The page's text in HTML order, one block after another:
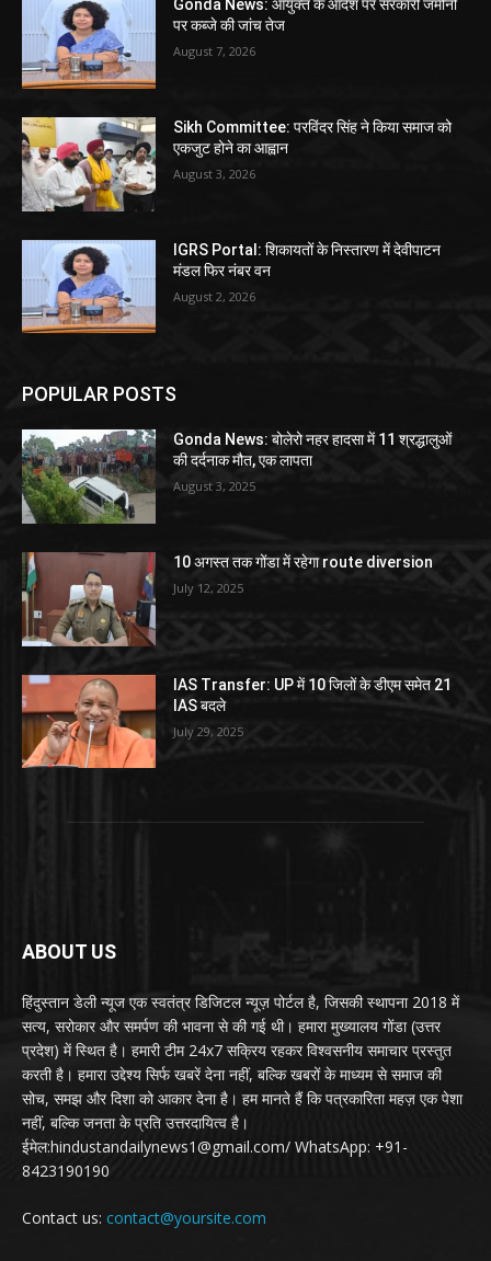
Gonda News: आयुक्त के आदेश पर सरकारी जमीनों
पर कब्जे की जांच तेज
August 7, 2026
Sikh Committee: परविंदर सिंह ने किया समाज को
एकजुट होने का आह्वान
August 3, 2026
IGRS Portal: शिकायतों के निस्तारण में देवीपाटन
मंडल फिर नंबर वन
August 2, 2026
POPULAR POSTS
Gonda News: बोलेरो नहर हादसा में 11 श्रद्धालुओं
की दर्दनाक मौत, एक लापता
August 3, 2025
10 अगस्त तक गोंडा में रहेगा route diversion
July 12, 2025
IAS Transfer: UP में 10 जिलों के डीएम समेत 21
IAS बदले
July 29, 2025
ABOUT US
हिंदुस्तान डेली न्यूज एक स्वतंत्र डिजिटल न्यूज़ पोर्टल है, जिसकी स्थापना 2018 में
सत्य, सरोकार और समर्पण की भावना से की गई थी। हमारा मुख्यालय गोंडा (उत्तर
प्रदेश) में स्थित है। हमारी टीम 24x7 सक्रिय रहकर विश्वसनीय समाचार प्रस्तुत
करती है। हमारा उद्देश्य सिर्फ खबरें देना नहीं, बल्कि खबरों के माध्यम से समाज की
सोच, समझ और दिशा को आकार देना है। हम मानते हैं कि पत्रकारिता महज़ एक पेशा
नहीं, बल्कि जनता के प्रति उत्तरदायित्व है।
ईमेल:hindustandailynews1@gmail.com/ WhatsApp: +91-
8423190190
Contact us: contact@yoursite.com